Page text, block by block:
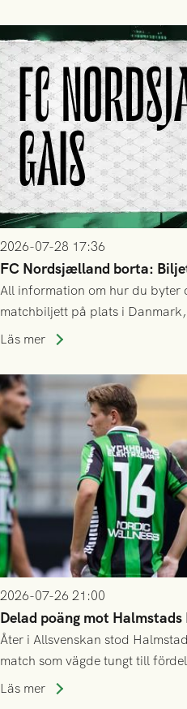
2026-07-28 17:36
FC Nordsjælland borta:
All information om hur du byter
matchbiljett på plats i
som står på reservlista eller fått
Läs mer
2026-07-26 21:00
Delad poäng mot Halmstads
Åter i Allsvenskan stod
match som vägde tungt till
delades efter dramatik på
Läs mer